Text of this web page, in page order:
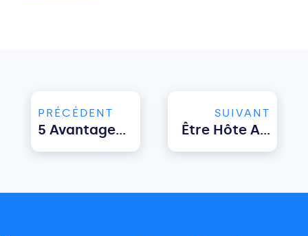
PRÉCÉDENT
5 Avantages Du Moteur De Réservation En Ligne
SUIVANT
Être Hôte Airbnb En Australie En 2024 : Aperçu Des Nouvelles Réglementations